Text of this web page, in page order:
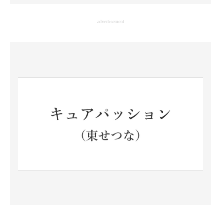
電子設計の基本と応用
エネルギーの専門メディア
advertisement